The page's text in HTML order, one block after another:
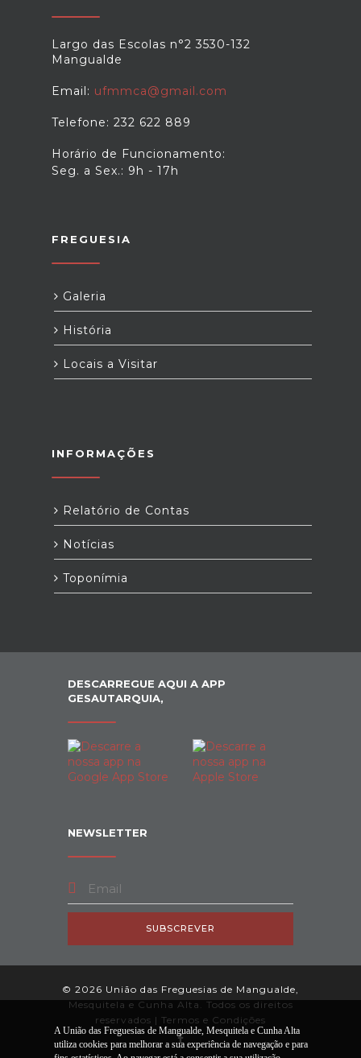
Largo das Escolas n°2 3530-132
Mangualde
Email: ufmmca@gmail.com
Telefone: 232 622 889
Horário de Funcionamento:
Seg. a Sex.: 9h - 17h
FREGUESIA
Galeria
História
Locais a Visitar
INFORMAÇÕES
Relatório de Contas
Notícias
Toponímia
DESCARREGUE AQUI A APP
GESAUTARQUIA,
NEWSLETTER
SUBSCREVER
© 2026 União das Freguesias de Mangualde,
Mesquitela e Cunha Alta. Todos os direitos
reservados | Termos e Condições
A União das Freguesias de Mangualde, Mesquitela e Cunha Alta
utiliza cookies para melhorar a sua experiência de navegação e para